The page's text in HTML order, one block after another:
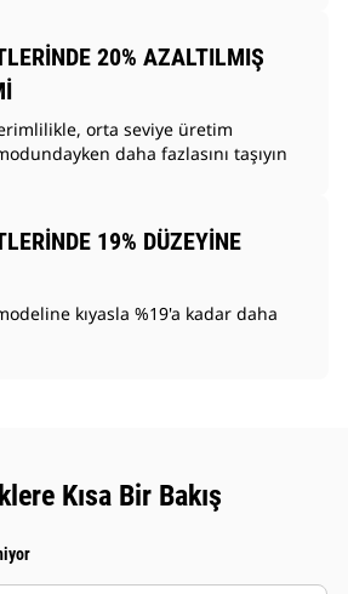
20% AZALTILMIŞ
orta seviye üretim
daha fazlasını taşıyın
19% DÜZEYİNE
kıyasla %19'a kadar daha
Kısa Bir Bakış